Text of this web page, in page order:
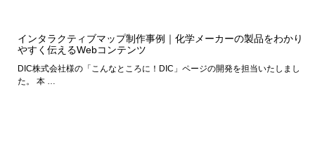
インタラクティブマップ制作事例｜化学メーカーの製品をわかり
やすく伝えるWebコンテンツ
DIC株式会社様の「こんなところに！DIC」ページの開発を担当いたしまし
た。 本 …